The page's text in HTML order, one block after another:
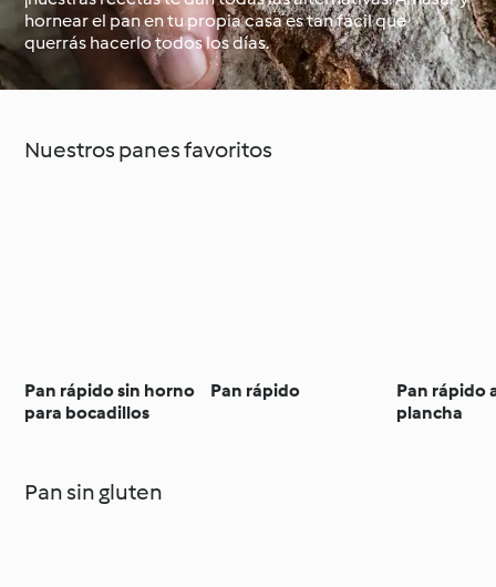
Alrededor del mundo
con Cookidoo®
Clases de cocina con
Cookidoo®
hornear el pan en tu propia casa es tan fácil que
querrás hacerlo todos los días.
Nuestros panes favoritos
Pan rápido sin horno
para bocadillos
Pan rápido
Pan rápido
plancha
Pan sin gluten